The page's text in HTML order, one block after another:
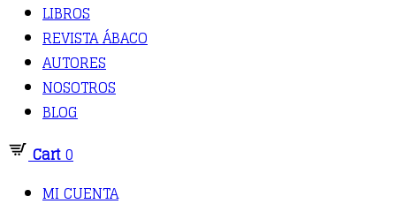
LIBROS
REVISTA ÁBACO
AUTORES
NOSOTROS
BLOG
Cart0
MI CUENTA